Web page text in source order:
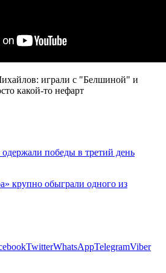
победы в третий день
крупно обыграли одного из
TwitterWhatsAppTelegramViber